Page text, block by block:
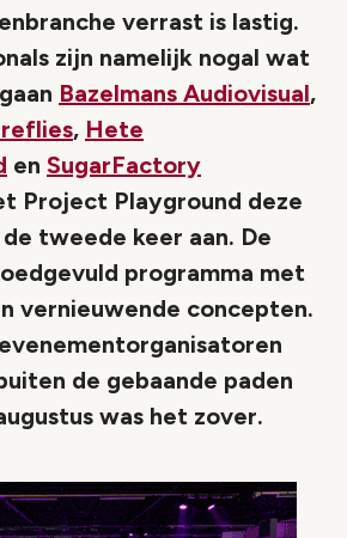
verrast is lastig.
zijn namelijk nogal wat
Bazelmans Audiovisual,
, Hete
en SugarFactory
Project Playground deze
tweede keer aan. De
programma met
vernieuwende concepten.
de gebaande paden
was het zover.